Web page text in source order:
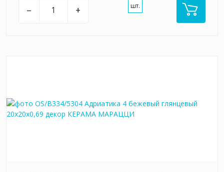
– + шт.